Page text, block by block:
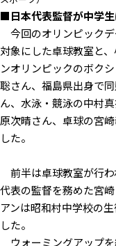
■日本代表監督が中学
今回のオリンピック
対象にした卓球教室と
ンオリンピックのボク
聡さん、福島県出身で
ん、水泳・競泳の中村
原次晴さん、卓球の宮
した。
前半は卓球教室が行
代表の監督を務めた宮
アンは昭和村中学校の
した。
ウォーミングアップ